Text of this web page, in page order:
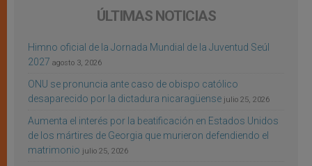
ÚLTIMAS NOTICIAS
Himno oficial de la Jornada Mundial de la Juventud Seúl
2027 agosto 3, 2026
ONU se pronuncia ante caso de obispo católico
desaparecido por la dictadura nicaragüense julio 25, 2026
Aumenta el interés por la beatificación en Estados Unidos
de los mártires de Georgia que murieron defendiendo el
matrimonio julio 25, 2026